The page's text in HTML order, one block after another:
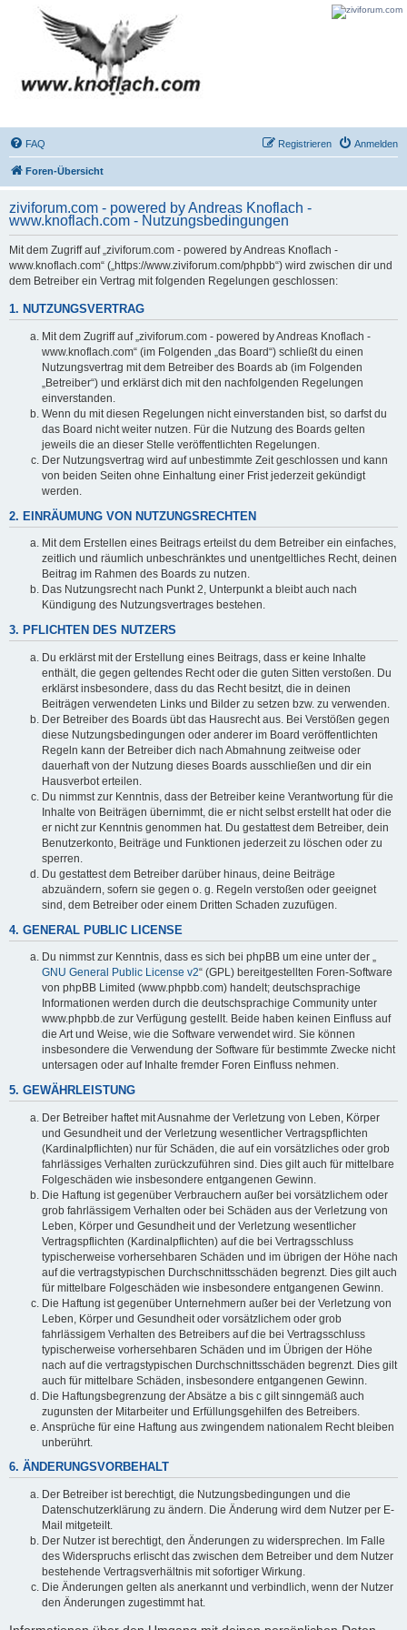
FAQ Anmelden
Registrieren
Foren-Übersicht
ziviforum.com - powered by Andreas Knoflach -
www.knoflach.com - Nutzungsbedingungen
Mit dem Zugriff auf „ziviforum.com - powered by Andreas Knoflach -
www.knoflach.com“ („https://www.ziviforum.com/phpbb“) wird zwischen dir und
dem Betreiber ein Vertrag mit folgenden Regelungen geschlossen:
1. NUTZUNGSVERTRAG
Mit dem Zugriff auf „ziviforum.com - powered by Andreas Knoflach -
www.knoflach.com“ (im Folgenden „das Board“) schließt du einen
Nutzungsvertrag mit dem Betreiber des Boards ab (im Folgenden
„Betreiber“) und erklärst dich mit den nachfolgenden Regelungen
einverstanden.
Wenn du mit diesen Regelungen nicht einverstanden bist, so darfst du
das Board nicht weiter nutzen. Für die Nutzung des Boards gelten
jeweils die an dieser Stelle veröffentlichten Regelungen.
Der Nutzungsvertrag wird auf unbestimmte Zeit geschlossen und kann
von beiden Seiten ohne Einhaltung einer Frist jederzeit gekündigt
werden.
2. EINRÄUMUNG VON NUTZUNGSRECHTEN
Mit dem Erstellen eines Beitrags erteilst du dem Betreiber ein einfaches,
zeitlich und räumlich unbeschränktes und unentgeltliches Recht, deinen
Beitrag im Rahmen des Boards zu nutzen.
Das Nutzungsrecht nach Punkt 2, Unterpunkt a bleibt auch nach
Kündigung des Nutzungsvertrages bestehen.
3. PFLICHTEN DES NUTZERS
Du erklärst mit der Erstellung eines Beitrags, dass er keine Inhalte
enthält, die gegen geltendes Recht oder die guten Sitten verstoßen. Du
erklärst insbesondere, dass du das Recht besitzt, die in deinen
Beiträgen verwendeten Links und Bilder zu setzen bzw. zu verwenden.
Der Betreiber des Boards übt das Hausrecht aus. Bei Verstößen gegen
diese Nutzungsbedingungen oder anderer im Board veröffentlichten
Regeln kann der Betreiber dich nach Abmahnung zeitweise oder
dauerhaft von der Nutzung dieses Boards ausschließen und dir ein
Hausverbot erteilen.
Du nimmst zur Kenntnis, dass der Betreiber keine Verantwortung für die
Inhalte von Beiträgen übernimmt, die er nicht selbst erstellt hat oder die
er nicht zur Kenntnis genommen hat. Du gestattest dem Betreiber, dein
Benutzerkonto, Beiträge und Funktionen jederzeit zu löschen oder zu
sperren.
Du gestattest dem Betreiber darüber hinaus, deine Beiträge
abzuändern, sofern sie gegen o. g. Regeln verstoßen oder geeignet
sind, dem Betreiber oder einem Dritten Schaden zuzufügen.
4. GENERAL PUBLIC LICENSE
Du nimmst zur Kenntnis, dass es sich bei phpBB um eine unter der „
GNU General Public License v2“ (GPL) bereitgestellten Foren-Software
von phpBB Limited (www.phpbb.com) handelt; deutschsprachige
Informationen werden durch die deutschsprachige Community unter
www.phpbb.de zur Verfügung gestellt. Beide haben keinen Einfluss auf
die Art und Weise, wie die Software verwendet wird. Sie können
insbesondere die Verwendung der Software für bestimmte Zwecke nicht
untersagen oder auf Inhalte fremder Foren Einfluss nehmen.
5. GEWÄHRLEISTUNG
Der Betreiber haftet mit Ausnahme der Verletzung von Leben, Körper
und Gesundheit und der Verletzung wesentlicher Vertragspflichten
(Kardinalpflichten) nur für Schäden, die auf ein vorsätzliches oder grob
fahrlässiges Verhalten zurückzuführen sind. Dies gilt auch für mittelbare
Folgeschäden wie insbesondere entgangenen Gewinn.
Die Haftung ist gegenüber Verbrauchern außer bei vorsätzlichem oder
grob fahrlässigem Verhalten oder bei Schäden aus der Verletzung von
Leben, Körper und Gesundheit und der Verletzung wesentlicher
Vertragspflichten (Kardinalpflichten) auf die bei Vertragsschluss
typischerweise vorhersehbaren Schäden und im übrigen der Höhe nach
auf die vertragstypischen Durchschnittsschäden begrenzt. Dies gilt auch
für mittelbare Folgeschäden wie insbesondere entgangenen Gewinn.
Die Haftung ist gegenüber Unternehmern außer bei der Verletzung von
Leben, Körper und Gesundheit oder vorsätzlichem oder grob
fahrlässigem Verhalten des Betreibers auf die bei Vertragsschluss
typischerweise vorhersehbaren Schäden und im Übrigen der Höhe
nach auf die vertragstypischen Durchschnittsschäden begrenzt. Dies gilt
auch für mittelbare Schäden, insbesondere entgangenen Gewinn.
Die Haftungsbegrenzung der Absätze a bis c gilt sinngemäß auch
zugunsten der Mitarbeiter und Erfüllungsgehilfen des Betreibers.
Ansprüche für eine Haftung aus zwingendem nationalem Recht bleiben
unberührt.
6. ÄNDERUNGSVORBEHALT
Der Betreiber ist berechtigt, die Nutzungsbedingungen und die
Datenschutzerklärung zu ändern. Die Änderung wird dem Nutzer per E-
Mail mitgeteilt.
Der Nutzer ist berechtigt, den Änderungen zu widersprechen. Im Falle
des Widerspruchs erlischt das zwischen dem Betreiber und dem Nutzer
bestehende Vertragsverhältnis mit sofortiger Wirkung.
Die Änderungen gelten als anerkannt und verbindlich, wenn der Nutzer
den Änderungen zugestimmt hat.